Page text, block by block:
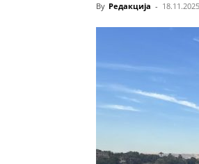
By Редакција - 18.11.2025